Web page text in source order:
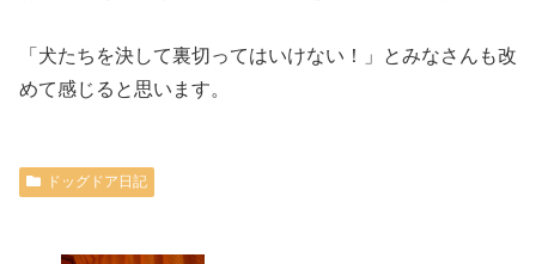
「犬たちを決して裏切ってはいけない！」とみなさんも改
めて感じると思います。
ドッグドア日記